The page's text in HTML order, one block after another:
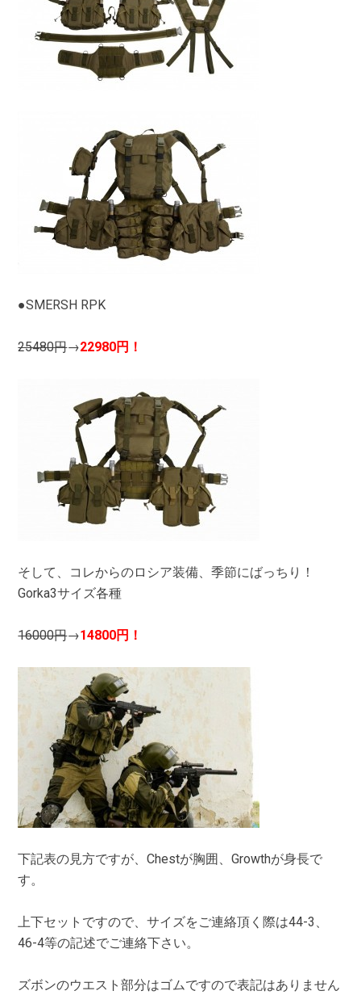
●SMERSH RPK
25480円→22980円！
そして、コレからのロシア装備、季節にばっちり！
Gorka3サイズ各種
16000円→14800円！
下記表の見方ですが、Chestが胸囲、Growthが身長で
す。
上下セットですので、サイズをご連絡頂く際は44-3、
46-4等の記述でご連絡下さい。
ズボンのウエスト部分はゴムですので表記はありません